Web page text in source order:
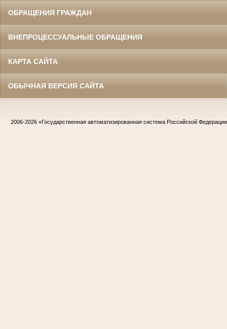
ОБРАЩЕНИЯ ГРАЖДАН
ВНЕПРОЦЕССУАЛЬНЫЕ ОБРАЩЕНИЯ
КАРТА САЙТА
ОБЫЧНАЯ ВЕРСИЯ САЙТА
2006-2026 «Государственная автоматизированная система Российской